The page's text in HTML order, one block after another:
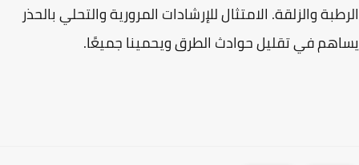
والزلقة. الامتثال للإرشادات المرورية والتحلي بالحذر
في تقليل حوادث الطرق ويحمينا جميعًا.